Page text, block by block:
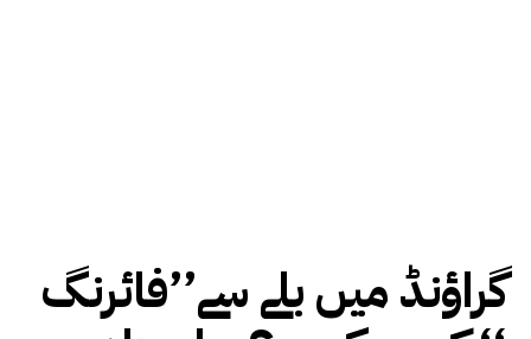
گراؤنڈ میں بلے سے’’فائرنگ